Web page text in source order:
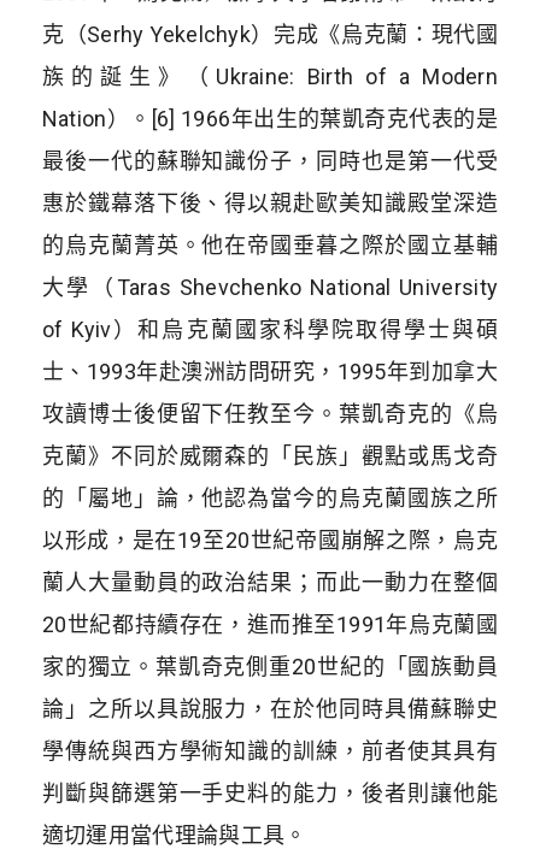
克（Serhy Yekelchyk）完成《烏克蘭：現代國
族的誕生》（Ukraine: Birth of a Modern
Nation）。[6] 1966年出生的葉凱奇克代表的是
最後一代的蘇聯知識份子，同時也是第一代受
惠於鐵幕落下後、得以親赴歐美知識殿堂深造
的烏克蘭菁英。他在帝國垂暮之際於國立基輔
大學（Taras Shevchenko National University
of Kyiv）和烏克蘭國家科學院取得學士與碩
士、1993年赴澳洲訪問研究，1995年到加拿大
攻讀博士後便留下任教至今。葉凱奇克的《烏
克蘭》不同於威爾森的「民族」觀點或馬戈奇
的「屬地」論，他認為當今的烏克蘭國族之所
以形成，是在19至20世紀帝國崩解之際，烏克
蘭人大量動員的政治結果；而此一動力在整個
20世紀都持續存在，進而推至1991年烏克蘭國
家的獨立。葉凱奇克側重20世紀的「國族動員
論」之所以具說服力，在於他同時具備蘇聯史
學傳統與西方學術知識的訓練，前者使其具有
判斷與篩選第一手史料的能力，後者則讓他能
適切運用當代理論與工具。